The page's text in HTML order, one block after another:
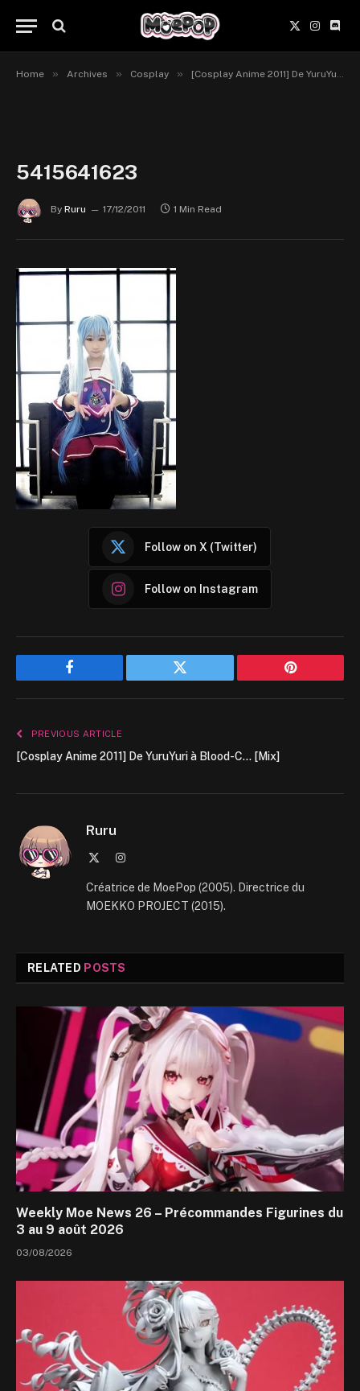
X
(Twitter)
Home » Archives » Cosplay » [Cosplay Anime 2011] De YuruYuri à Blood-C… [Mix]
5415641623
By Ruru 17/12/2011 1 Min Read
Follow on X (Twitter)
Follow on Instagram
Facebook Twitter Pinterest
PREVIOUS ARTICLE
[Cosplay Anime 2011] De YuruYuri à Blood-C… [Mix]
Ruru
Instagram
Créatrice de MoePop (2005). Directrice du
MOEKKO PROJECT (2015).
RELATED POSTS
Weekly Moe News 26 – Précommandes Figurines du
3 au 9 août 2026
03/08/2026